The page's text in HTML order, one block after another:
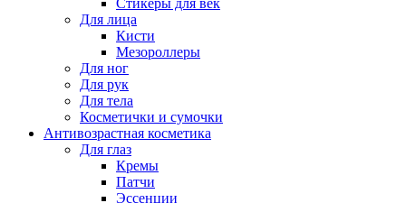
Стикеры для век
Для лица
Кисти
Мезороллеры
Для ног
Для рук
Для тела
Косметички и сумочки
Антивозрастная косметика
Для глаз
Кремы
Патчи
Эссенции